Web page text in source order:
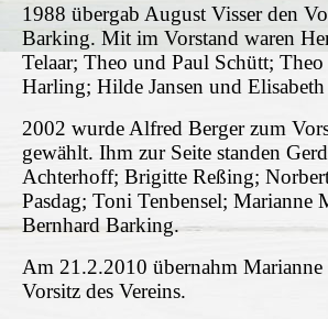
1988 übergab August Visser den
Barking. Mit im Vorstand waren
Telaar; Theo und Paul Schütt;
Harling; Hilde Jansen und
2002 wurde Alfred Berger zum
gewählt. Ihm zur Seite standen
Achterhoff; Brigitte Reßing;
Pasdag; Toni Tenbensel; Marianne
Bernhard Barking.
Am 21.2.2010 übernahm Marianne
Vorsitz des Vereins.